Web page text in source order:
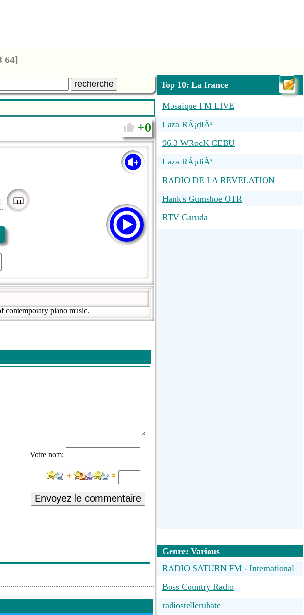
64]
recherche
0
contemporary piano music.
Votre nom:
Envoyez le commentaire
Top 10: La france
Mosaique FM LIVE
Laza RÃ¡diÃ³
96.3 WRocK CEBU
Laza RÃ¡diÃ³
RADIO DE LA REVELATION
Hank's Gumshoe OTR
RTV Garuda
Genre: Various
RADIO SATURN FM - International
Boss Country Radio
radiostellerubate